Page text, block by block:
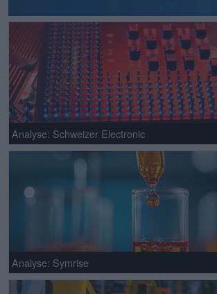
Analyse: Schweizer Electronic
Analyse: Symrise